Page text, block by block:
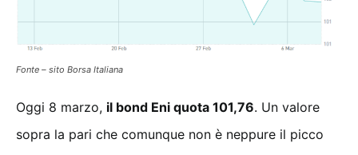
Fonte – sito Borsa Italiana
Oggi 8 marzo, il bond Eni quota 101,76. Un valore
sopra la pari che comunque non è neppure il picco